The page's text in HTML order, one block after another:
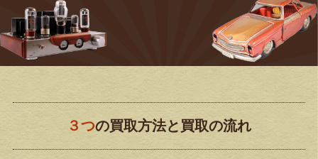
３つの買取方法と買取の流れ